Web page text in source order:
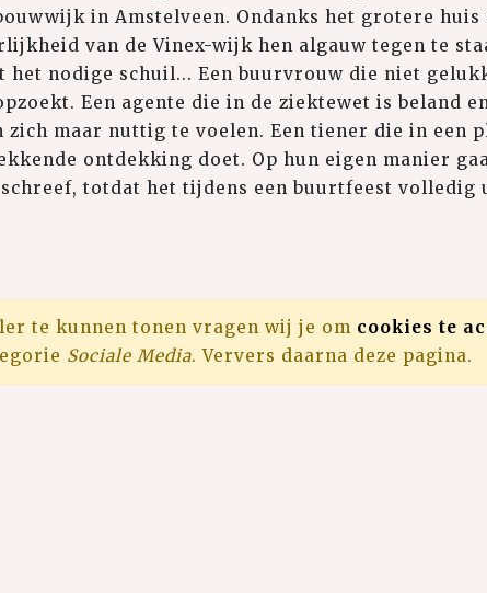
in Amstelveen. Ondanks het grotere huis
van de Vinex-wijk hen algauw tegen te
het nodige schuil... Een buurvrouw die niet
Een agente die in de ziektewet is beland
maar nuttig te voelen. Een tiener die in een
ontdekking doet. Op hun eigen manier
totdat het tijdens een buurtfeest volledig
te kunnen tonen vragen wij je om cookies te
Sociale Media. Ververs daarna deze pagina.